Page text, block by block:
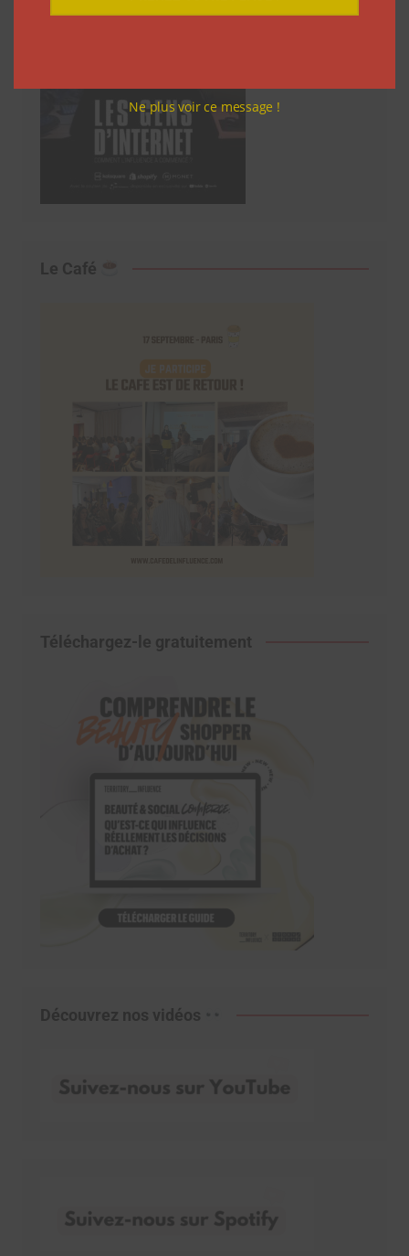
Le Café
Téléchargez-le gratuitement
Découvrez nos vidéos
Ne plus voir ce message !